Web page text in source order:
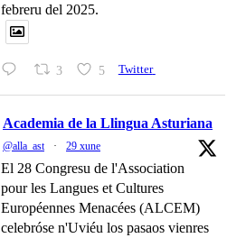
febreru del 2025.
3 5 Twitter
Academia de la Llingua Asturiana
@alla_ast · 29 xune
El 28 Congresu de l'Association
pour les Langues et Cultures
Européennes Menacées (ALCEM)
celebróse n'Uviéu los pasaos vienres